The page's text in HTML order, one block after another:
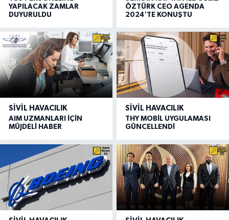
YAPILACAK ZAMLAR
DUYURULDU
ÖZTÜRK CEO AGENDA
2024'TE KONUŞTU
SIVIL HAVACILIK
AIM UZMANLARI İÇİN
MÜJDELİ HABER
SIVIL HAVACILIK
THY MOBİL UYGULAMASI
GÜNCELLENDİ